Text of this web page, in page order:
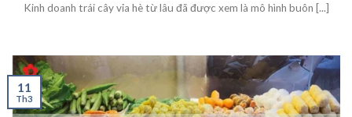
Kinh doanh trái cây vỉa hè từ lâu đã được xem là mô hình buôn [...]
11
Th3